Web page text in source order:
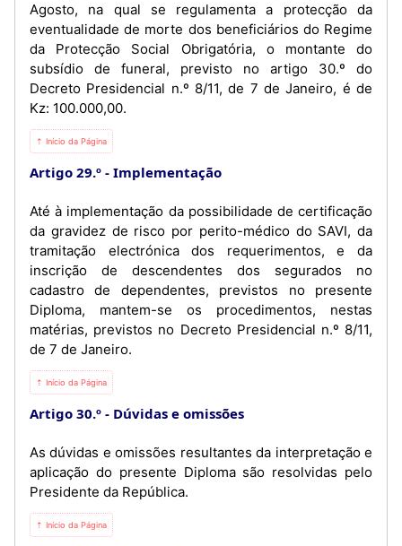
Agosto, na qual se regulamenta a protecção da
eventualidade de morte dos beneficiários do Regime
da Protecção Social Obrigatória, o montante do
subsídio de funeral, previsto no artigo 30.º do
Decreto Presidencial n.º 8/11, de 7 de Janeiro, é de
Kz: 100.000,00.
⇡ Início da Página
Artigo 29.º Implementação
Até à implementação da possibilidade de certificação
da gravidez de risco por perito-médico do SAVI, da
tramitação electrónica dos requerimentos, e da
inscrição de descendentes dos segurados no
cadastro de dependentes, previstos no presente
Diploma, mantem-se os procedimentos, nestas
matérias, previstos no Decreto Presidencial n.º 8/11,
de 7 de Janeiro.
⇡ Início da Página
Artigo 30.º Dúvidas e omissões
As dúvidas e omissões resultantes da interpretação e
aplicação do presente Diploma são resolvidas pelo
Presidente da República.
⇡ Início da Página